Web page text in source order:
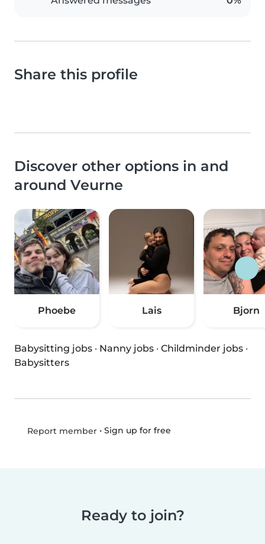
Share this profile
Discover other options in and
around Veurne
Phoebe Lais Bjorn
Babysitting jobs · Nanny jobs · Childminder jobs ·
Babysitters
Report member• Sign up for free
Ready to join?